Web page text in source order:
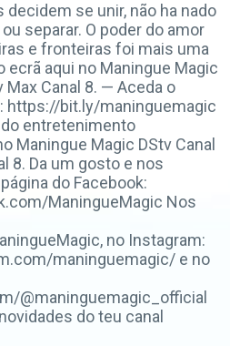
decidem se unir, não ha nado
separar. O poder do amor
e fronteiras foi mais uma
ecrã aqui no Maningue Magic
Max Canal 8. — Aceda o
https://bit.ly/maninguemagic
entretenimento
Maningue Magic DStv Canal
8. Da um gosto e nos
do Facebook:
ManingueMagic Nos
no Instagram:
maninguemagic/ e no
@maninguemagic_official
do teu canal